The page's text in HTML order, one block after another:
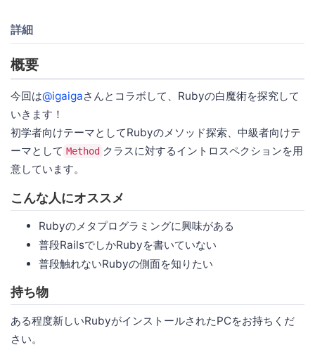
詳細
概要
今回は@igaigaさんとコラボして、Rubyの白魔術を探究して
いきます！
初学者向けテーマとしてRubyのメソッド探索、中級者向けテ
ーマとして Method クラスに対するイントロスペクションを用
意しています。
こんな人にオススメ
Rubyのメタプログラミングに興味がある
普段RailsでしかRubyを書いていない
普段触れないRubyの側面を知りたい
持ち物
ある程度新しいRubyがインストールされたPCをお持ちくだ
さい。